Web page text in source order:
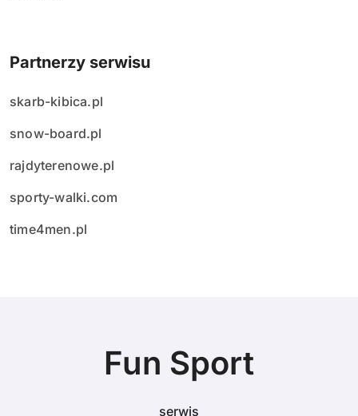
Partnerzy serwisu
skarb-kibica.pl
snow-board.pl
rajdyterenowe.pl
sporty-walki.com
time4men.pl
Fun Sport
serwis